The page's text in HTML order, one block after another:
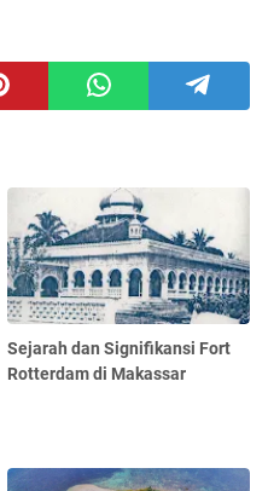
Sejarah dan Signifikansi Fort
Rotterdam di Makassar